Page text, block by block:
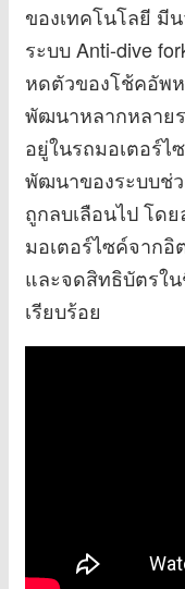
ของเทคโนโลยี มี
ระบบ Anti-dive
หดตัวของโช้คอัพ
พัฒนาหลากหลาย
อยู่ในรถมอเตอร์ไ
พัฒนาของระบบช่
ถูกลบเลือนไป โด
มอเตอร์ไซค์จาก
และจดสิทธิบัตรใน
เรียบร้อย